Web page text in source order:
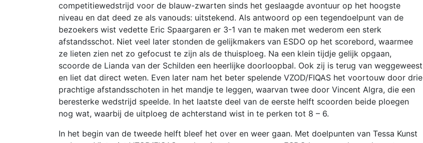
competitiewedstrijd voor de blauw-zwarten sinds het geslaagde avontuur op het hoogste
niveau en dat deed ze als vanouds: uitstekend. Als antwoord op een tegendoelpunt van de
bezoekers wist vedette Eric Spaargaren er 3-1 van te maken met wederom een sterk
afstandsschot. Niet veel later stonden de gelijkmakers van ESDO op het scorebord, waarmee
ze lieten zien net zo gefocust te zijn als de thuisploeg. Na een klein tijdje gelijk opgaan,
scoorde de Lianda van der Schilden een heerlijke doorloopbal. Ook zij is terug van weggeweest
en liet dat direct weten. Even later nam het beter spelende VZOD/FIQAS het voortouw door drie
prachtige afstandsschoten in het mandje te leggen, waarvan twee door Vincent Algra, die een
beresterke wedstrijd speelde. In het laatste deel van de eerste helft scoorden beide ploegen
nog wat, waarbij de uitploeg de achterstand wist in te perken tot 8 – 6.
In het begin van de tweede helft bleef het over en weer gaan. Met doelpunten van Tessa Kunst